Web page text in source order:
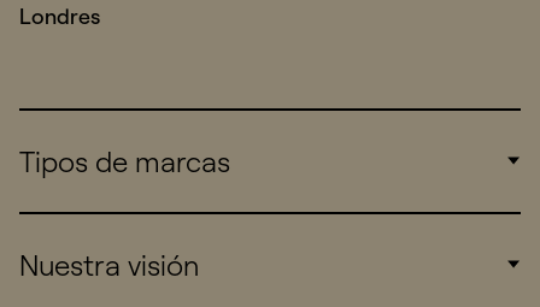
Londres
Tipos de marcas
Consumers
Nuestra visión